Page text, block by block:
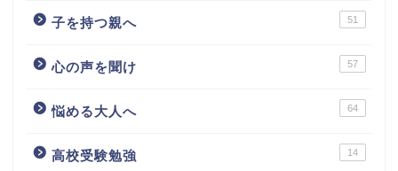
子を持つ親へ 51
心の声を聞け 57
悩める大人へ 64
高校受験勉強 14